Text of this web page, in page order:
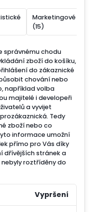
Marketingové
(15)
správnému chodu
zboží do košíku,
do zákaznické
chování nebo
například volba
majitelé i developeři
a vyvijet
Tedy
zboží nebo co
informace umožní
přímo pro Vás díky
dřívějších stránek a
roztříděny do
Vypršení